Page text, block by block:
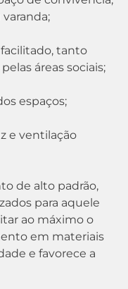
tanto
áreas sociais;
espaços;
e ventilação
de alto padrão,
para aquele
ao máximo o
em materiais
e favorece a